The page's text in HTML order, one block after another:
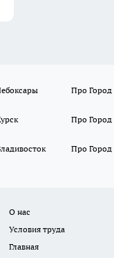
Про Город
Про
Про Город
О нас
Условия труда
Главная